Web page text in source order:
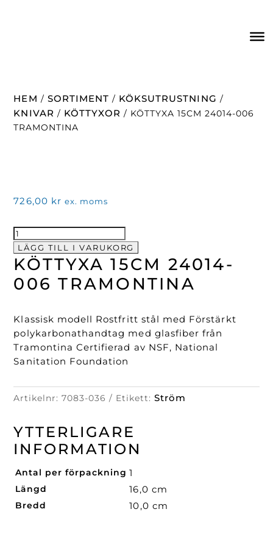
HEM / SORTIMENT / KÖKSUTRUSTNING /
KNIVAR / KÖTTYXOR / KÖTTYXA 15CM 24014-006
TRAMONTINA
KÖTTYXA 15CM 24014-
006 TRAMONTINA
Klassisk modell Rostfritt stål med Förstärkt
polykarbonathandtag med glasfiber från
Tramontina Certifierad av NSF, National
Sanitation Foundation
Artikelnr:7083-036 Etikett: Ström
YTTERLIGARE
INFORMATION
Antal per förpackning 1
Längd 16,0 cm
Bredd 10,0 cm
726,00 kr ex. moms
KÖTTYXA
15CM
24014-
Tramontina
LÄGG TILL I VARUKORG